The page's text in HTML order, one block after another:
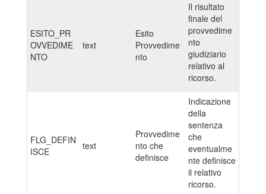
ESITO_PR
OVVEDIME
NTO
text
Esito
Provvedime
nto
Il risultato
finale del
provvedime
nto
giudiziario
relativo al
ricorso.
FLG_DEFIN
ISCE
text
Provvedime
nto che
definisce
Indicazione
della
sentenza
che
eventualme
nte definisce
il relativo
ricorso.